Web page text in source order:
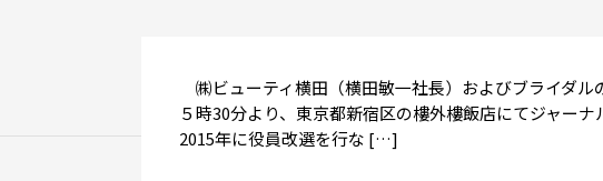
㈱ビューティ横田（横田敏一社長）およびブライダ
５時30分より、東京都新宿区の樓外樓飯店にてジャー
2015年に役員改選を行な […]